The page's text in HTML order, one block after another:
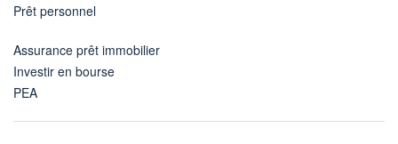
Prêt personnel
Assurance prêt immobilier
Investir en bourse
PEA